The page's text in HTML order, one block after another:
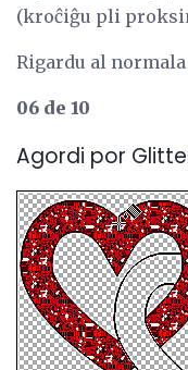
(kroĉiĝu pli
Rigardu al
06 de 10
Agordi por